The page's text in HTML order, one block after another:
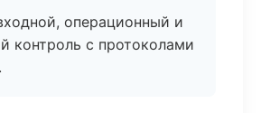
операционный и
контроль с протоколами